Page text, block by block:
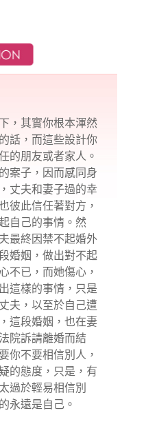
，其實你根本渾然
話，而這些設計你
的朋友或者家人。
案子，因而感同身
丈夫和妻子過的幸
彼此信任著對方，
自己的事情。然
最終因禁不起婚外
婚姻，做出對不起
不已，而她傷心，
這樣的事情，只是
夫，以至於自己遭
這段婚姻，也在妻
院訴請離婚而結
你不要相信別人，
的態度，只是，有
過於輕易相信別
永遠是自己。